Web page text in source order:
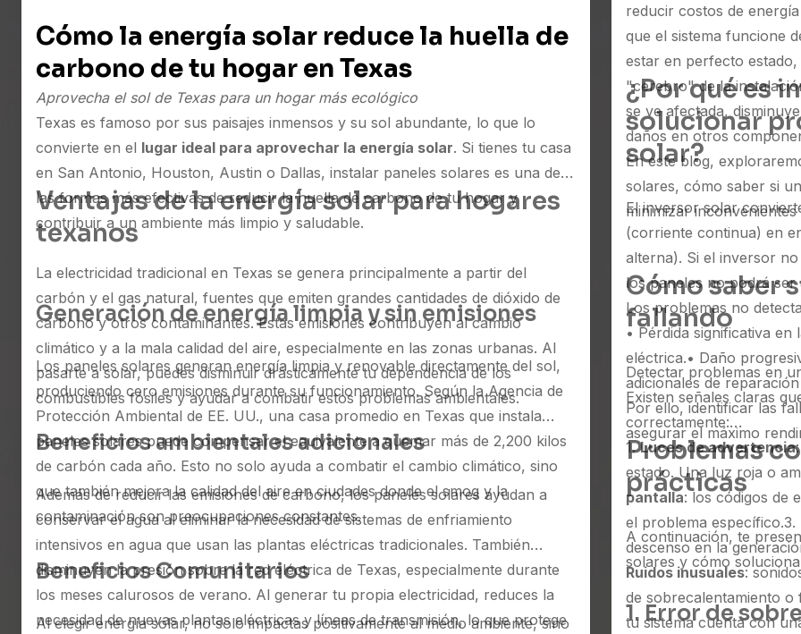
Cómo la energía solar reduce la huella de
carbono de tu hogar en Texas
Aprovecha el sol de Texas para un hogar más ecológico
Texas es famoso por sus paisajes inmensos y su sol abundante, lo que lo
convierte en el lugar ideal para aprovechar la energía solar. Si tienes tu casa
en San Antonio, Houston, Austin o Dallas, instalar paneles solares es una de
las formas más efectivas de reducir la huella de carbono de tu hogar y
contribuir a un ambiente más limpio y saludable.
La electricidad tradicional en Texas se genera principalmente a partir del
carbón y el gas natural, fuentes que emiten grandes cantidades de dióxido de
carbono y otros contaminantes. Estas emisiones contribuyen al cambio
climático y a la mala calidad del aire, especialmente en las zonas urbanas. Al
pasarte a solar, puedes disminuir drásticamente tu dependencia de los
combustibles fósiles y ayudar a combatir estos problemas ambientales.
Ventajas de la energía solar para hogares
texanos
Generación de energía limpia y sin emisiones
Los paneles solares generan energía limpia y renovable directamente del sol,
produciendo cero emisiones durante su funcionamiento. Según la Agencia de
Protección Ambiental de EE. UU., una casa promedio en Texas que instala
paneles solares puede compensar el equivalente a quemar más de 2,200 kilos
de carbón cada año. Esto no solo ayuda a combatir el cambio climático, sino
que también mejora la calidad del aire en ciudades donde el smog y la
contaminación son preocupaciones constantes.
Beneficios ambientales adicionales
Además de reducir las emisiones de carbono, los paneles solares ayudan a
conservar el agua al eliminar la necesidad de sistemas de enfriamiento
intensivos en agua que usan las plantas eléctricas tradicionales. También
disminuyen la presión sobre la red eléctrica de Texas, especialmente durante
los meses calurosos de verano. Al generar tu propia electricidad, reduces la
necesidad de nuevas plantas eléctricas y líneas de transmisión, lo que protege
Beneficios Comunitarios
Al elegir energía solar, no solo impactas positivamente al medio ambiente, sino
reducir costos de
que el sistema funcione
estar en perfecto
"cerebro" de la
se ve afectada,
daños en otros
En este blog,
solares, cómo saber si
minimizar
¿Por qué es
solucionar
solar?
El inversor solar
(corriente continua) en
alterna). Si el inversor
los paneles no podrá
Los problemas no
• Pérdida significativa
eléctrica.• Daño
adicionales de
Por ello, identificar las
asegurar el máximo
Cómo saber
fallando
Detectar problemas en
Existen señales claras
correctamente:
1.Luces de advertencia
estado. Una luz roja o
pantalla: los códigos de
el problema específico.3.
descenso en la
Ruidos inusuales:
de sobrecalentamiento o
tu sistema cuenta con
Problemas
prácticas
A continuación, te
solares y cómo
1. Error de